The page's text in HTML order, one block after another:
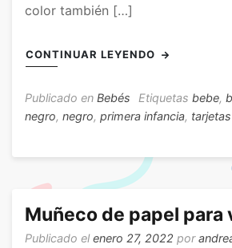
color también […]
CONTINUAR LEYENDO
Publicado en Bebés Etiquetas bebe,
negro, negro, primera infancia, tarjetas
Muñeco de papel para
Publicado elenero 27, 2022 por